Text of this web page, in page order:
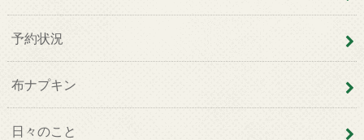
予約状況
布ナプキン
日々のこと